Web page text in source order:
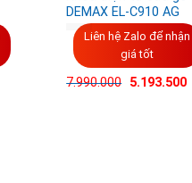
DEMAX EL-C910 AG
Liên hệ Zalo để nhận
giá tốt
7.990.000 Giá
5.193.500